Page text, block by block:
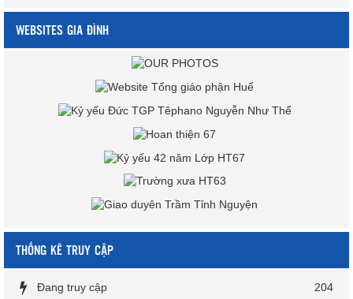
WEBSITES GIA ĐÌNH
THỐNG KÊ TRUY CẬP
Đang truy cập
204